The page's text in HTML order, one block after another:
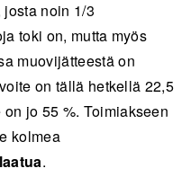
noin 1/3
toki on, mutta myös
muovijätteestä on
on tällä hetkellä 22,5
jo 55 %. Toimiakseen
kolmea
.